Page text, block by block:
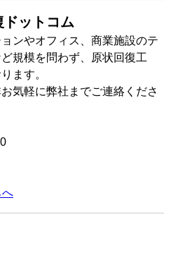
ットコム
ンやオフィス、商業施設のテ
規模を問わず、原状回復工
ます。
気軽に弊社までご連絡くださ
へ